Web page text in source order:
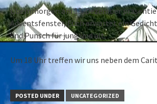
Übernmorgen am 13. Dezember
Adventsfenster, Euch erwartet ein
und Punsch für jung und alt.
Um 18 Uhr treffen wir uns neben dem
POSTED UNDER UNCATEGORIZED